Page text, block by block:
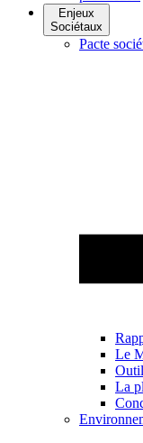
Enjeux
Sociétaux
Pacte
Le
La